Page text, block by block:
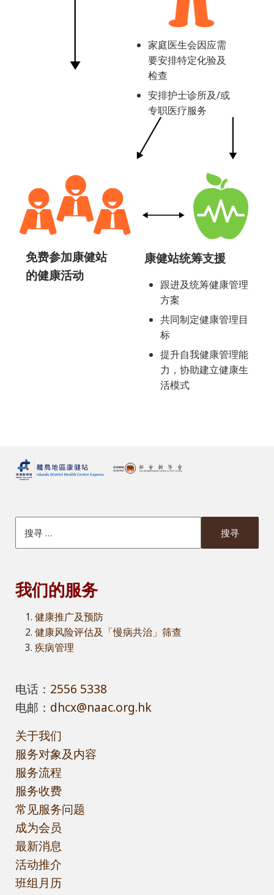
家庭医生会因应需
要安排特定化验及
检查
安排护士诊所及/或
专职医疗服务
免费参加康健站
的健康活动
康健站统筹支援
跟进及统筹健康管理
方案
共同制定健康管理目
标
提升自我健康管理能
力，协助建立健康生
活模式
我们的服务
健康推广及预防
健康风险评估及「慢病共治」筛查
疾病管理
电话： 2556 5338
电邮： dhcx@naac.org.hk
关于我们
服务对象及内容
服务流程
服务收费
常见服务问题
成为会员
最新消息
活动推介
班组月历